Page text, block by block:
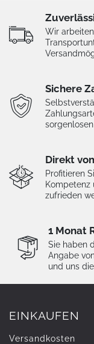
Wir
Sichere
Direkt
Profitieren
Kompetenz
zufrieden
1 Monat
Sie haben
Angabe
und uns
EINKAUFEN
Versandkosten